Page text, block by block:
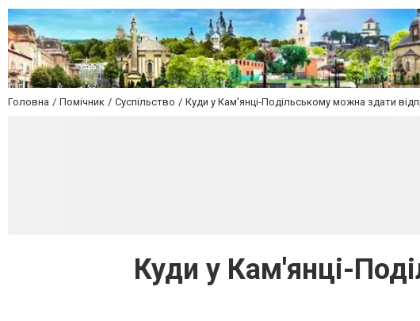
Головна Помічник Суспільство Куди у Кам'янці-Подільському можна здати
Куди у Кам'янці-